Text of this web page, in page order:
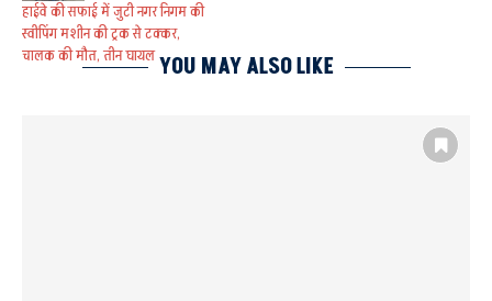
हाईवे की सफाई में जुटी नगर निगम की
स्वीपिंग मशीन की ट्रक से टक्कर,
चालक की मौत, तीन घायल YOU MAY ALSO LIKE